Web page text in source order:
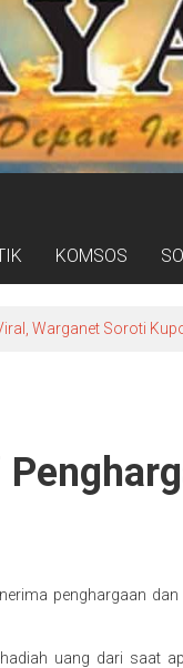
KOMSOS
Warganet Soroti
penghargaan
uang dari saat